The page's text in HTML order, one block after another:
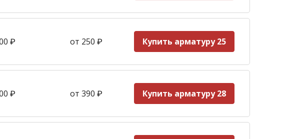
₽ от 250₽ Купить арматуру 25
₽ от 390₽ Купить арматуру 28